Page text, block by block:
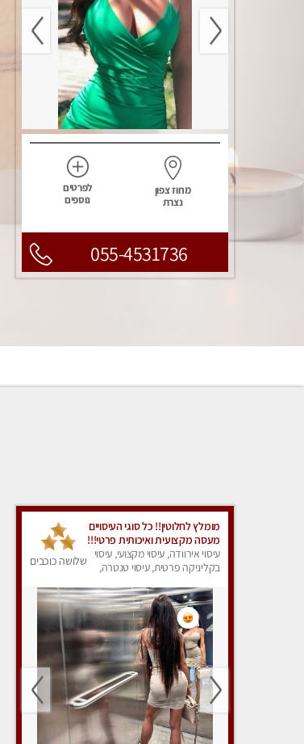
מחוז צפון
נצרת
לפרטים
נוספים
055-4531736
מומלץ לחלוטין!! כל סוגי העיסויים
מעסה מקצועית ואיכותית פרטי!!!
עיסוי אירוודה, עיסוי מקצועי, עיסוי
בקליניקה פרטית, עיסוי טנטרה,
שלושה כוכבים